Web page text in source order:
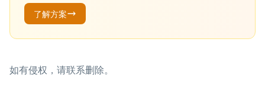
了解方案
如有侵权，请联系删除。